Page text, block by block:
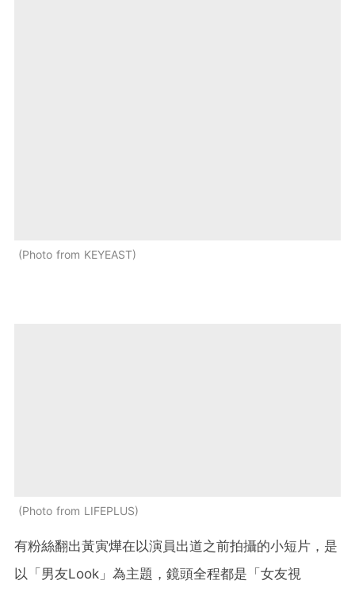
Photo from KEYEAST
Photo from LIFEPLUS
有粉絲翻出黃寅燁在以演員出道之前拍攝的小短片，是
以「男友Look」為主題，鏡頭全程都是「女友視